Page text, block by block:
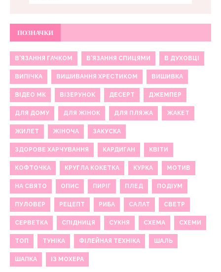
ПОЗНАЧКИ
В'ЯЗАННЯ ГАЧКОМ В'ЯЗАННЯ СПИЦЯМИ В ДУХОВЦІ
ВИПІЧКА ВИШИВАННЯ ХРЕСТИКОМ ВИШИВКА
ВІДЕО МК ВІЗЕРУНОК ДЕСЕРТ ДЖЕМПЕР
ДЛЯ ДОМУ ДЛЯ ЖІНОК ДЛЯ ПЛЯЖА ЖАКЕТ
ЖИЛЕТ ЖІНОЧА ЗАКУСКА
ЗДОРОВЕ ХАРЧУВАННЯ КАРДИГАН КВІТИ
КОФТОЧКА КРУГЛА КОКЕТКА КУРКА МОТИВ
НА СВЯТО ОПИС ПИРІГ ПЛЕД ПОДІУМ
ПУЛОВЕР РЕЦЕПТ РИБА САЛАТ СВЕТР
СЕРВЕТКА СПІДНИЦЯ СУКНЯ СХЕМА СХЕМИ
ТОП ТУНІКА ФІЛЕЙНАЯ ТЕХНІКА ШАЛЬ
ШАПКА ІЗ МОХЕРА